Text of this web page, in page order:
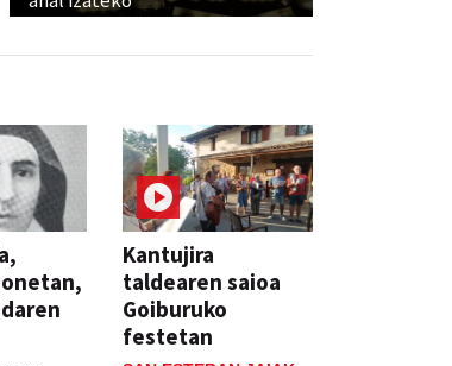
Kantujira
taldearen saioa
Goiburuko
festetan